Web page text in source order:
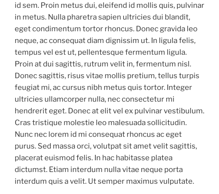
id sem. Proin metus dui, eleifend id mollis quis, pulvinar
in metus. Nulla pharetra sapien ultricies dui blandit,
eget condimentum tortor rhoncus. Donec gravida leo
neque, ac consequat diam dignissim ut. In ligula felis,
tempus vel est ut, pellentesque fermentum ligula.
Proin at dui sagittis, rutrum velit in, fermentum nisl.
Donec sagittis, risus vitae mollis pretium, tellus turpis
feugiat mi, ac cursus nibh metus quis tortor. Integer
ultricies ullamcorper nulla, nec consectetur mi
hendrerit eget. Donec at elit vel ex pulvinar vestibulum.
Cras tristique molestie leo malesuada sollicitudin.
Nunc nec lorem id mi consequat rhoncus ac eget
purus. Sed massa orci, volutpat sit amet velit sagittis,
placerat euismod felis. In hac habitasse platea
dictumst. Etiam interdum nulla vitae neque porta
interdum quis a velit. Ut semper maximus vulputate.